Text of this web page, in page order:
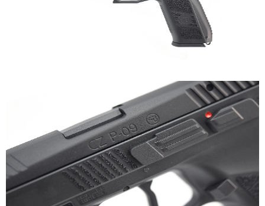
※ 請注意：結帳手續完成當下不需立刻繳費，但若您需要取消訂單，請聯絡
購買商品的店家。未經商家同意取消之訂單仍視為有效，需透過AFTEE先享
※ 交易是否成功請以「AFTEE先享後付 」之結帳頁面顯示為準，若有關於
１．透過由恩沛科技股份有限公司提供之「AFTEE先享後付」服務完成之交
易，需依本服務之必要範圍內提供個人資料，並將交易相關給付款項請求債
權轉讓予恩沛科技股份有限公司。
２．關於個人資料處理事宜，請瀏覽以下網址：
https://aftee.tw/terms/#terms3
３．未成年的使用者請事先徵得法定代理人或監護人之同意方可使用
「AFTEE先享後付」，若未經同意申辦者引起之損失，本公司不負相關責
任。
４．使用「AFTEE先享後付」時，將依據個別帳號之用戶狀況，依本公司即
時審查核予不同之上限額度；若仍有額度不足之情形，本公司將視審查結果
請求用戶進行身份認證。
每筆NT$60，滿NT$2,000(含以上)免運費
每筆NT$150，滿NT$2,000(含以上)免運費
每筆NT$400
貨到付款-黑貓
每筆NT$200，滿NT$2,000(含以上)免運費